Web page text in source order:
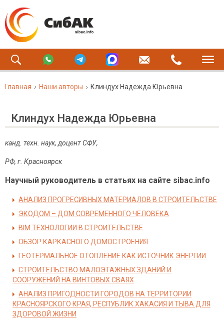
Главная Наши авторы Клиндух Надежда Юрьевна
Клиндух Надежда Юрьевна
канд. техн. наук, доцент СФУ,
РФ, г. Красноярск
Научный руководитель в статьях на сайте sibac.info
АНАЛИЗ ПРОГРЕСИВНЫХ МАТЕРИАЛОВ В СТРОИТЕЛЬСТВЕ
ЭКОДОМ – ДОМ СОВРЕМЕННОГО ЧЕЛОВЕКА
BIM ТЕХНОЛОГИИ В СТРОИТЕЛЬСТВЕ
ОБЗОР КАРКАСНОГО ДОМОСТРОЕНИЯ
ГЕОТЕРМАЛЬНОЕ ОТОПЛЕНИЕ КАК ИСТОЧНИК ЭНЕРГИИ
СТРОИТЕЛЬСТВО МАЛОЭТАЖНЫХ ЗДАНИЙ И
СООРУЖЕНИЙ НА ВИНТОВЫХ СВАЯХ
АНАЛИЗ ПРИГОДНОСТИ ГОРОДОВ НА ТЕРРИТОРИИ
КРАСНОЯРСКОГО КРАЯ, РЕСПУБЛИК ХАКАСИЯ И ТЫВА ДЛЯ
ЗДОРОВОЙ ЖИЗНИ